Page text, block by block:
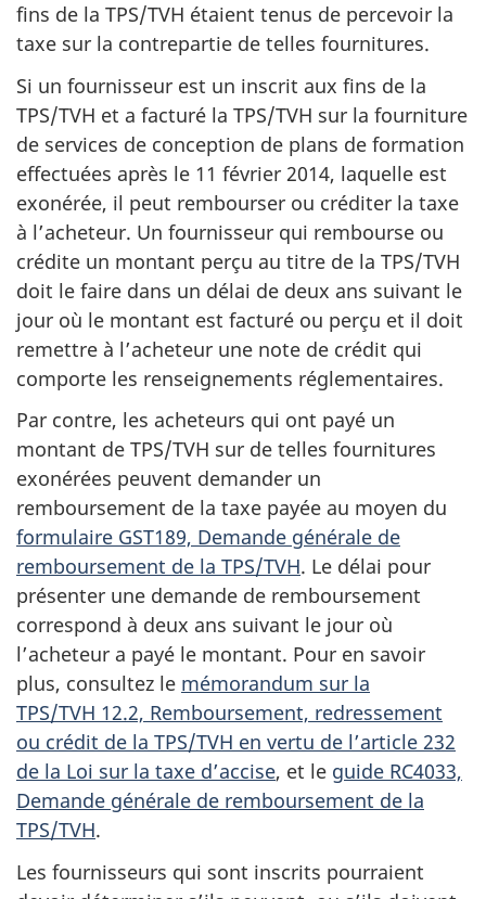
fins de la TPS/TVH étaient tenus de percevoir la
taxe sur la contrepartie de telles fournitures.
Si un fournisseur est un inscrit aux fins de la
TPS/TVH et a facturé la TPS/TVH sur la fourniture
de services de conception de plans de formation
effectuées après le 11 février 2014, laquelle est
exonérée, il peut rembourser ou créditer la taxe
à l’acheteur. Un fournisseur qui rembourse ou
crédite un montant perçu au titre de la TPS/TVH
doit le faire dans un délai de deux ans suivant le
jour où le montant est facturé ou perçu et il doit
remettre à l’acheteur une note de crédit qui
comporte les renseignements réglementaires.
Par contre, les acheteurs qui ont payé un
montant de TPS/TVH sur de telles fournitures
exonérées peuvent demander un
remboursement de la taxe payée au moyen du
formulaire GST189, Demande générale de
remboursement de la TPS/TVH. Le délai pour
présenter une demande de remboursement
correspond à deux ans suivant le jour où
l’acheteur a payé le montant. Pour en savoir
plus, consultez le mémorandum sur la
TPS/TVH 12.2, Remboursement, redressement
ou crédit de la TPS/TVH en vertu de l’article 232
de la Loi sur la taxe d’accise, et le guide RC4033,
Demande générale de remboursement de la
TPS/TVH.
Les fournisseurs qui sont inscrits pourraient